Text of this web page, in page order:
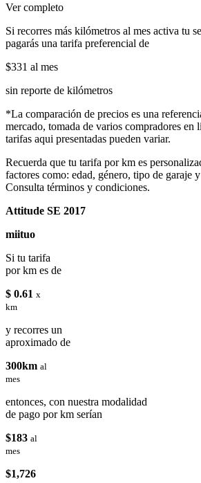
Ver completo
Si recorres más kilómetros al mes activa tu
pagarás una tarifa preferencial de
$331 al mes
sin reporte de kilómetros
*La comparación de precios es una
mercado, tomada de varios compradores en
tarifas aqui presentadas pueden variar.
Recuerda que tu tarifa por km es
factores como: edad, género, tipo de garaje
Consulta términos y condiciones.
Attitude SE 2017
miituo
Si tu tarifa
por km es de
$ 0.61 x
km
y recorres un
aproximado de
300km al
mes
entonces, con nuestra modalidad
de pago por km serían
$183 al
mes
$1,726